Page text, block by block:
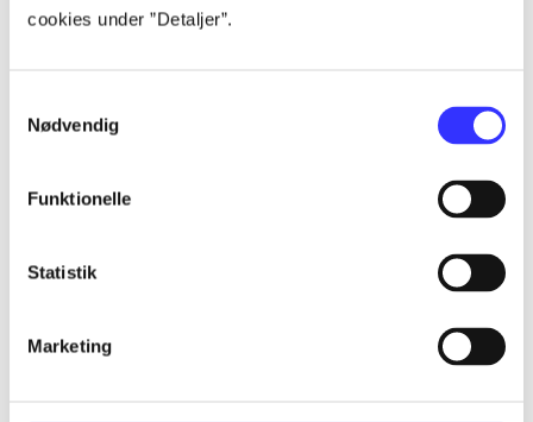
cookies under ”Detaljer”.
Nødvendig
Funktionelle
Statistik
Marketing
Artikler
...
...
...